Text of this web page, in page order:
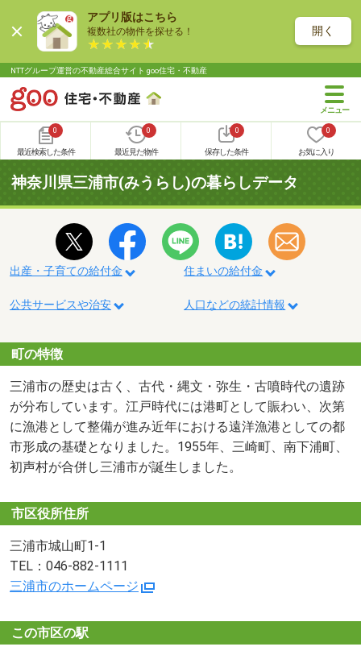
アプリ版はこちら
複数社の物件を探せる！ 開く
NTTグループ運営の不動産総合サイト goo住宅・不動産
0
最近検索した条件
0
最近見た物件
0
保存した条件
0
お気に入り
神奈川県三浦市(みうらし)の暮らしデータ
出産・子育ての給付金 住まいの給付金
公共サービスや治安 人口などの統計情報
町の特徴
三浦市の歴史は古く、古代・縄文・弥生・古噴時代の遺跡
が分布しています。江戸時代には港町として賑わい、次第
に漁港として整備が進み近年における遠洋漁港としての都
市形成の基礎となりました。1955年、三崎町、南下浦町、
初声村が合併し三浦市が誕生しました。
市区役所住所
三浦市城山町1-1
TEL：046-882-1111
三浦市のホームページ
この市区の駅